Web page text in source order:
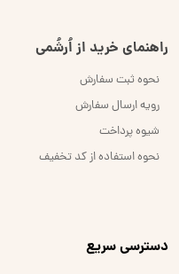
راهنمای خرید از اُرشُمی
نحوه ثبت سفارش
رویه ارسال سفارش
شیوه پرداخت
نحوه استفاده از کد تخفیف
​دسترسی سریع